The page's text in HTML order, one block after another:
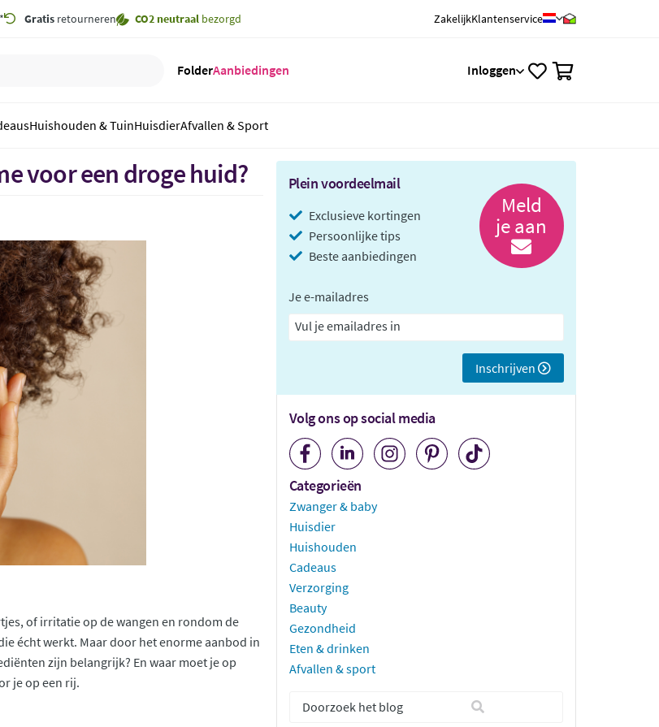
Gratis retourneren CO2 neutraal bezorgd ZakelijkKlantenservice
FolderAanbiedingen Inloggen
Huishouden & TuinHuisdierAfvallen & Sport
voor een droge huid?
of irritatie op de wangen en rondom de
écht werkt. Maar door het enorme aanbod in
zijn belangrijk? En waar moet je op
je op een rij.
Meld
je aan
Plein voordeelmail
Exclusieve kortingen
Persoonlijke tips
Beste aanbiedingen
Je e-mailadres
Inschrijven
Volg ons op social media
Categorieën
Zwanger & baby
Huisdier
Huishouden
Cadeaus
Verzorging
Beauty
Gezondheid
Eten & drinken
Afvallen & sport